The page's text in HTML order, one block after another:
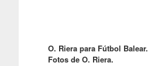
O. Riera para Fútbol Balear.
Fotos de O. Riera.